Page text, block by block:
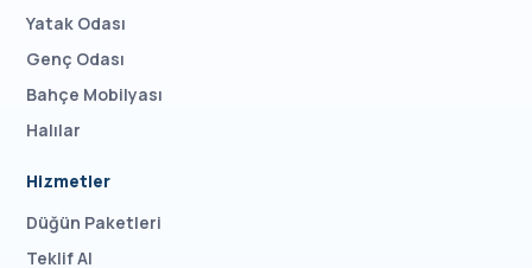
Yatak Odası
Genç Odası
Bahçe Mobilyası
Halılar
Hizmetler
Düğün Paketleri
Teklif Al